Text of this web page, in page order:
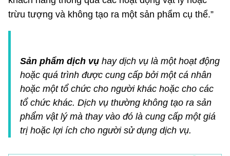
trừu tượng và không tạo ra một sản phẩm cụ thể.”
Sản phẩm dịch vụhay dịch vụ là một hoạt động
hoặc quá trình được cung cấp bởi một cá nhân
hoặc một tổ chức cho người khác hoặc cho các
tổ chức khác. Dịch vụ thường không tạo ra sản
phẩm vật lý mà thay vào đó là cung cấp một giá
trị hoặc lợi ích cho người sử dụng dịch vụ.